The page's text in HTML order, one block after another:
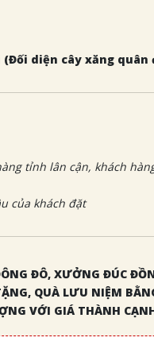
(Đối diện cây xăng quân
tỉnh lân cận, khách
của khách đặt
ĐÔ, XƯỞNG ĐÚC
QUÀ LƯU NIỆM
VỚI GIÁ THÀNH